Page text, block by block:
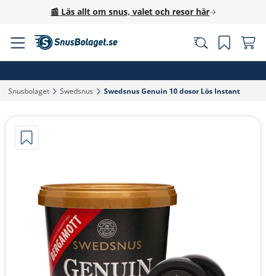
📰 Läs allt om snus, valet och resor här
Snusbolaget‎ Swedsnus‎ Swedsnus Genuin 10 dosor Lös Instant‎